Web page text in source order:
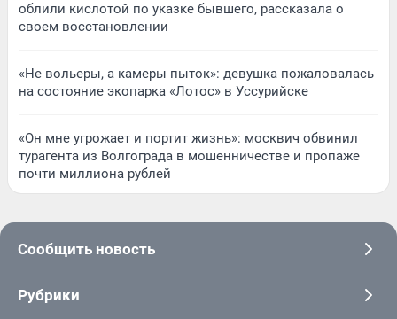
облили кислотой по указке бывшего, рассказала о
своем восстановлении
«Не вольеры, а камеры пыток»: девушка пожаловалась
на состояние экопарка «Лотос» в Уссурийске
«Он мне угрожает и портит жизнь»: москвич обвинил
турагента из Волгограда в мошенничестве и пропаже
почти миллиона рублей
Сообщить новость
Рубрики